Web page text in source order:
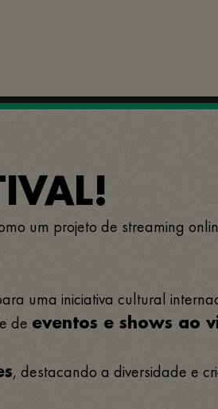
um projeto de streaming
uma iniciativa cultural
de eventos e shows ao
, destacando a diversidade e